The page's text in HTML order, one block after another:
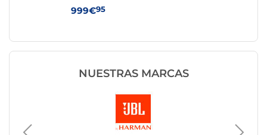
999€95
NUESTRAS MARCAS